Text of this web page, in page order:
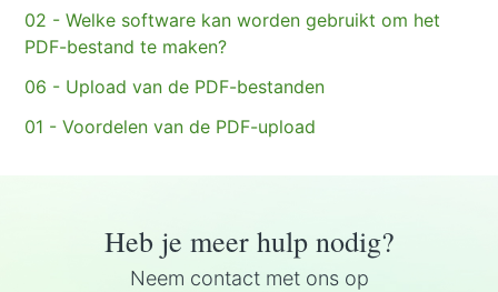
02 - Welke software kan worden gebruikt om het
PDF-bestand te maken?
06 - Upload van de PDF-bestanden
01 - Voordelen van de PDF-upload
Heb je meer hulp nodig?
Neem contact met ons op